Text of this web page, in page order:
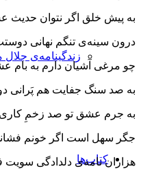
زندگینامه‌ی جلال
کتاب‌ها
به پیش خلق اگر نتوان حدیث
درون سینه‌ی تنگم نهانی
چو مرغی آشیان دارم به بام
به صد سنگ جفایت هم پَرانی
به جرم عشق تو صد زخمِ كاری
جگر سهل است اگر خونم
هزاران نامه‌ی دلدادگی سویت